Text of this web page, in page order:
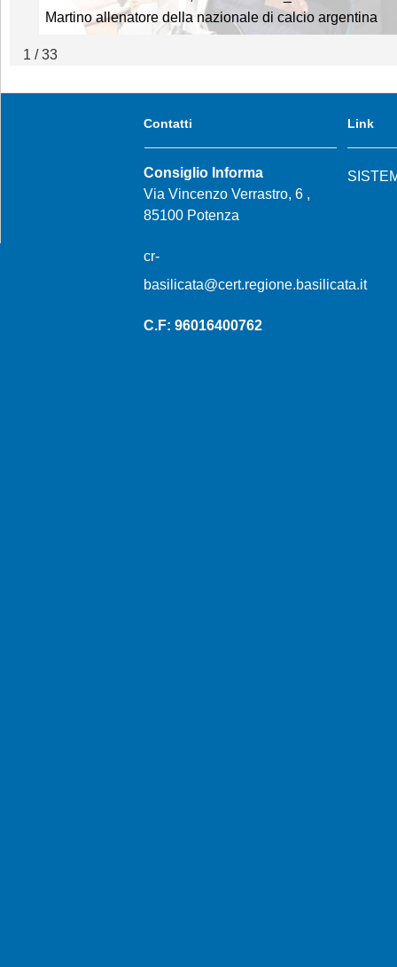
Martino allenatore della nazionale di calcio argentina
1 / 33
Contatti
Consiglio Informa
Via Vincenzo Verrastro, 6 ,
85100 Potenza
cr-
basilicata@cert.regione.basilicata.it
C.F: 96016400762
Link